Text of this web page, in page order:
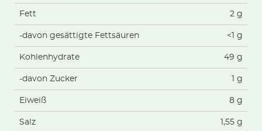
Fett 2 g
-davon gesättigte Fettsäuren <1 g
Kohlenhydrate 49 g
-davon Zucker 1 g
Eiweiß 8 g
Salz 1,55 g